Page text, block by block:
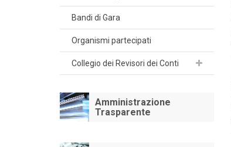
Bandi di Gara
Organismi partecipati
Collegio dei Revisori dei Conti
Amministrazione
Trasparente